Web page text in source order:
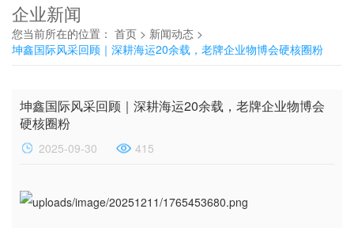
企业新闻
您当前所在的位置： 首页 > 新闻动态 >
坤鑫国际风采回顾｜深耕海运20余载，老牌企业物博会硬核圈粉
坤鑫国际风采回顾｜深耕海运20余载，老牌企业物博会
硬核圈粉
2025-09-30 415